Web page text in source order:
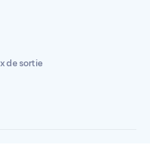
de sortie